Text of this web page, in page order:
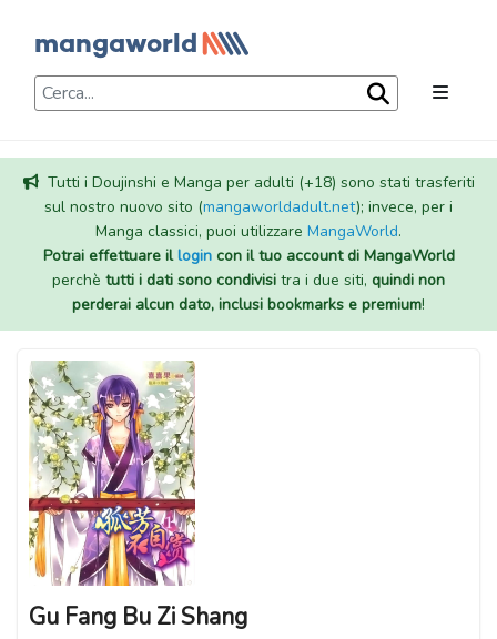
Tutti i Doujinshi e Manga per adulti (+18) sono stati trasferiti
sul nostro nuovo sito (mangaworldadult.net); invece, per i
Manga classici, puoi utilizzare MangaWorld.
Potrai effettuare illogincon il tuo account di MangaWorld
perchè tutti i dati sono condivisi tra i due siti, quindi non
perderai alcun dato, inclusi bookmarks e premium!
Gu Fang Bu Zi Shang